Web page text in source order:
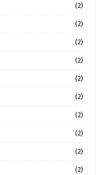
(2)
(2)
(2)
(2)
(2)
(2)
(2)
(2)
(2)
(2)